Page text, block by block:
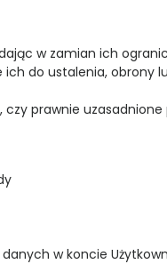
w zamian ich
do ustalenia, obrony
prawnie
w koncie